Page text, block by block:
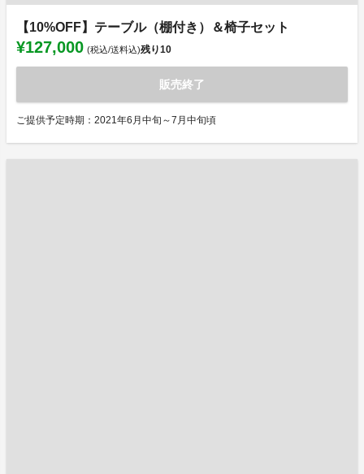
【10%OFF】テーブル（棚付き）＆椅子セット
¥127,000 (税込/送料込)残り10
販売終了
ご提供予定時期：2021年6月中旬～7月中旬頃